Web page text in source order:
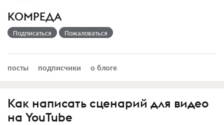
КОМРЕДА
Подписаться Пожаловаться
посты подписчики о блоге
Как написать сценарий для видео
на YouTube